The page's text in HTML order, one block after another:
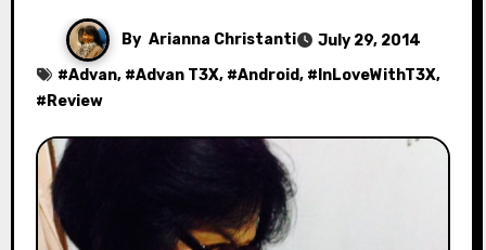
By Arianna Christanti
July 29, 2014
#Advan, #Advan T3X, #Android, # InLoveWithT3X,
# Review